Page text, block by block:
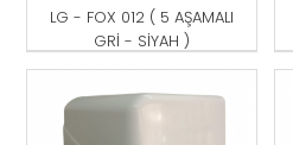
LG - FOX 012 ( 5 AŞAMALI
GRİ - SİYAH )